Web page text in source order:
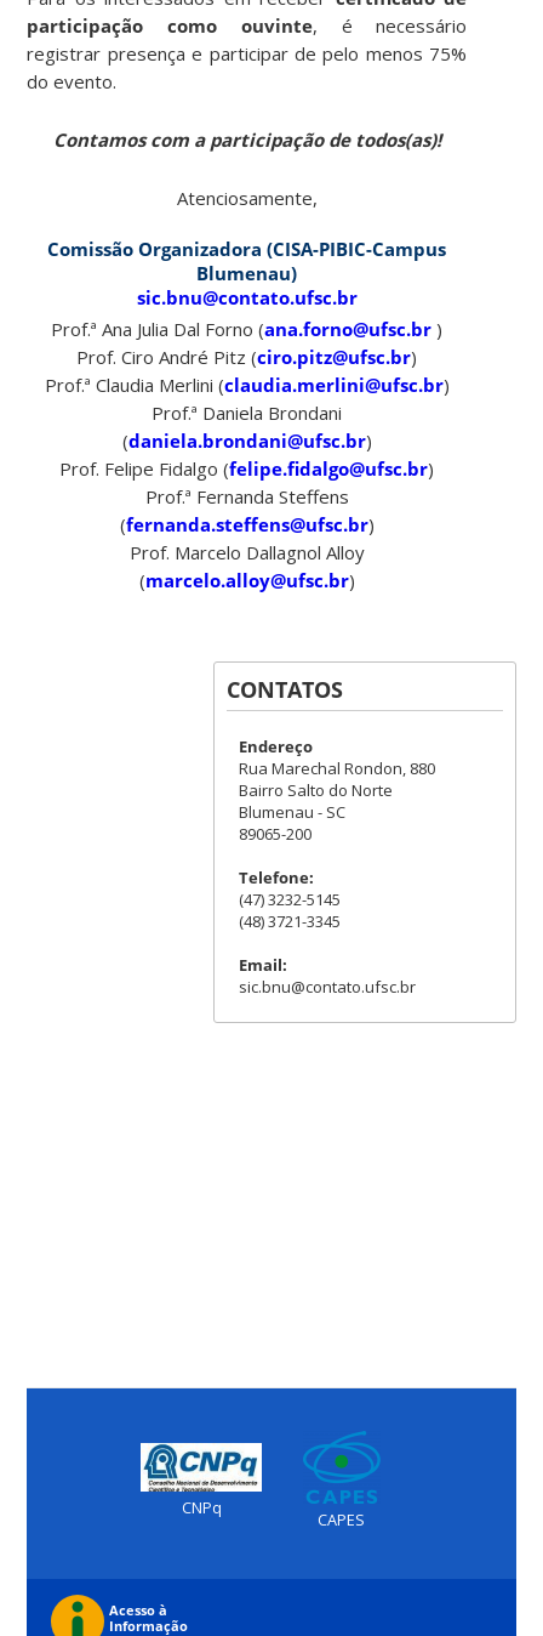
participação como ouvinte, é necessário
registrar presença e participar de pelo menos 75%
do evento.
Contamos com a participação de todos(as)!
Atenciosamente,
Comissão Organizadora (CISA-PIBIC-Campus
Blumenau)
sic.bnu@contato.ufsc.br
Prof.ª Ana Julia Dal Forno (ana.forno@ufsc.br )
Prof. Ciro André Pitz (ciro.pitz@ufsc.br)
Prof.ª Claudia Merlini (claudia.merlini@ufsc.br)
Prof.ª Daniela Brondani
(daniela.brondani@ufsc.br)
Prof. Felipe Fidalgo (felipe.fidalgo@ufsc.br)
Prof.ª Fernanda Steffens
(fernanda.steffens@ufsc.br)
Prof. Marcelo Dallagnol Alloy
(marcelo.alloy@ufsc.br)
CONTATOS
Endereço
Rua Marechal Rondon, 880
Bairro Salto do Norte
Blumenau - SC
89065-200
Telefone:
(47) 3232-5145
(48) 3721-3345
Email:
sic.bnu@contato.ufsc.br
CNPq
CAPES